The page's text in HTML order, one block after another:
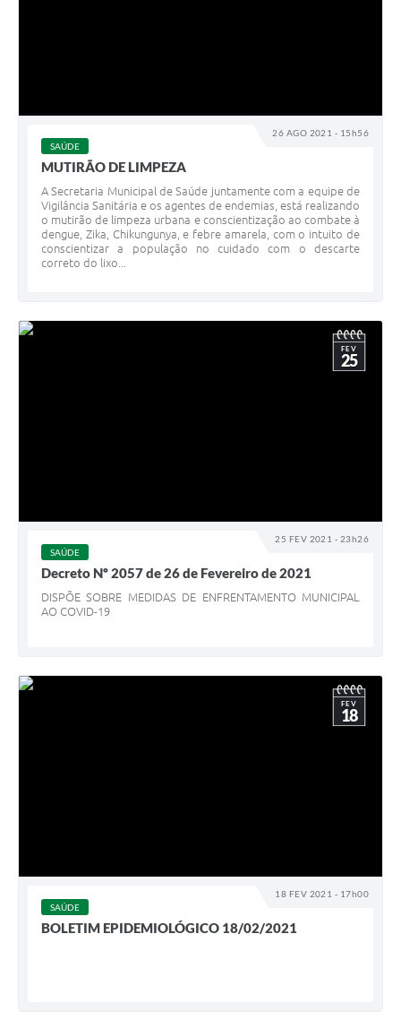
26 AGO 2021 - 15h56
SAÚDE
MUTIRÃO DE LIMPEZA
A Secretaria Municipal de Saúde juntamente com a equipe de
Vigilância Sanitária e os agentes de endemias, está realizando
o mutirão de limpeza urbana e conscientização ao combate à
dengue, Zika, Chikungunya, e febre amarela, com o intuito de
conscientizar a população no cuidado com o descarte
correto do lixo...
25 FEV 2021 - 23h26
FEV
25
SAÚDE
Decreto Nº 2057 de 26 de Fevereiro de 2021
DISPÕE SOBRE MEDIDAS DE ENFRENTAMENTO MUNICIPAL
AO COVID-19
18 FEV 2021 - 17h00
FEV
18
SAÚDE
BOLETIM EPIDEMIOLÓGICO 18/02/2021